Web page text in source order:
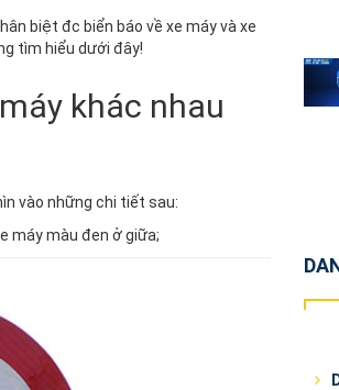
biệt đc biển báo về xe máy và xe
tìm hiểu dưới đây!
khác nhau
vào những chi tiết sau:
máy màu đen ở giữa;